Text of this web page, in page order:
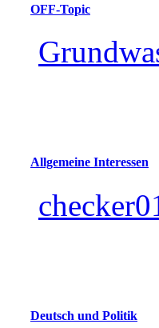
OFF-Topic
Allgemeine Interessen
Deutsch und Politik